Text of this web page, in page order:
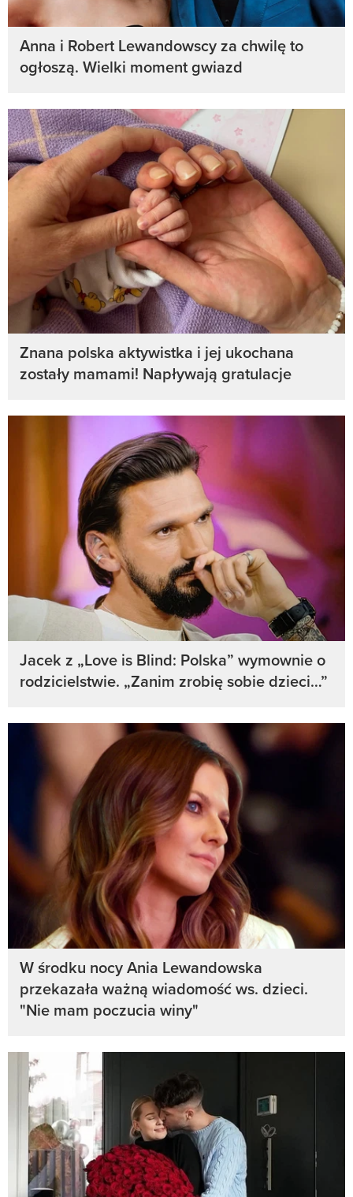
Anna i Robert Lewandowscy za chwilę to
ogłoszą. Wielki moment gwiazd
Znana polska aktywistka i jej ukochana
zostały mamami! Napływają gratulacje
Jacek z „Love is Blind: Polska” wymownie o
rodzicielstwie. „Zanim zrobię sobie dzieci…”
W środku nocy Ania Lewandowska
przekazała ważną wiadomość ws. dzieci.
"Nie mam poczucia winy"